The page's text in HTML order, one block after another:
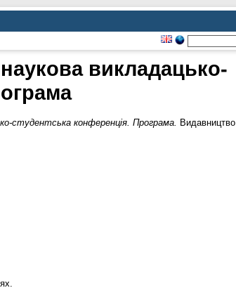
викладацько-
студентська конференція. Програма.
Видавництво